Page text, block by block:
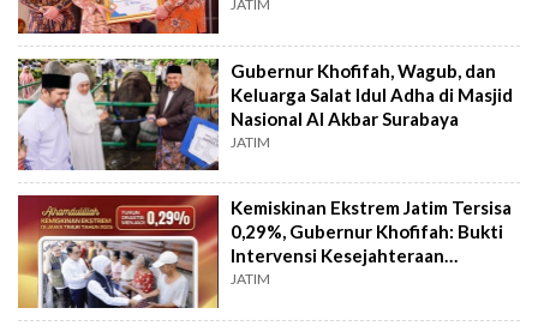
Jatim
JATIM
Gubernur Khofifah, Wagub, dan
Keluarga Salat Idul Adha di Masjid
Nasional Al Akbar Surabaya
JATIM
Kemiskinan Ekstrem Jatim Tersisa
0,29%, Gubernur Khofifah: Bukti
Intervensi Kesejahteraan
Masyarakat
JATIM